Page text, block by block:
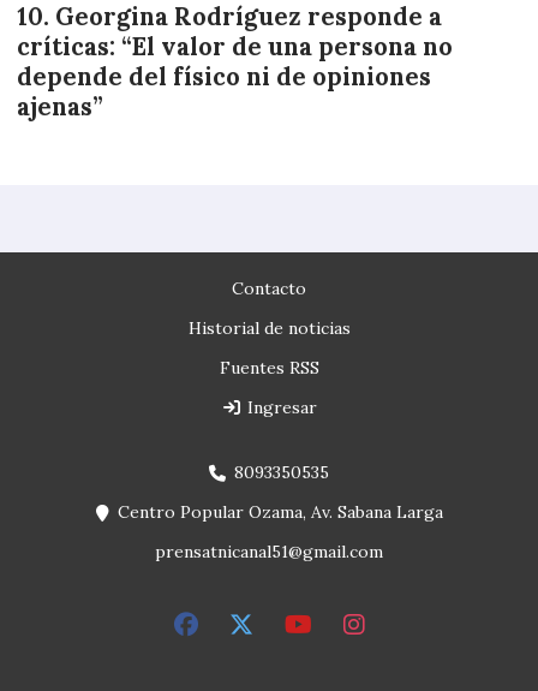
Georgina Rodríguez responde a
críticas: “El valor de una persona no
depende del físico ni de opiniones
ajenas”
Contacto
Historial de noticias
Fuentes RSS
Ingresar
8093350535
Centro Popular Ozama, Av. Sabana Larga
prensatnicanal51@gmail.com